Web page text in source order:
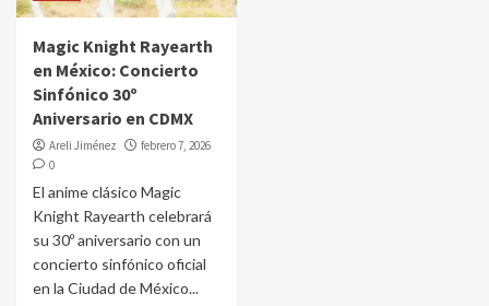
Magic Knight Rayearth
en México: Concierto
Sinfónico 30º
Aniversario en CDMX
Areli Jiménez
febrero 7, 2026
0
El anime clásico Magic
Knight Rayearth celebrará
su 30º aniversario con un
concierto sinfónico oficial
en la Ciudad de México...